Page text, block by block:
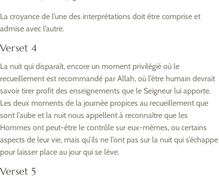
La croyance de l’une des interprétations doit être comprise et
admise avec l’autre.
Verset 4
La nuit qui disparaît, encore un moment privilégié où le
recueillement est recommandé par Allah, où l’être humain devrait
savoir tirer profit des enseignements que le Seigneur lui apporte.
Les deux moments de la journée propices au recueillement que
sont l’aube et la nuit nous appellent à reconnaître que les
Hommes ont peut-être le contrôle sur eux-mêmes, ou certains
aspects de leur vie, mais qu’ils ne l’ont pas sur la nuit qui s’échappe
pour laisser place au jour qui se lève.
Verset 5